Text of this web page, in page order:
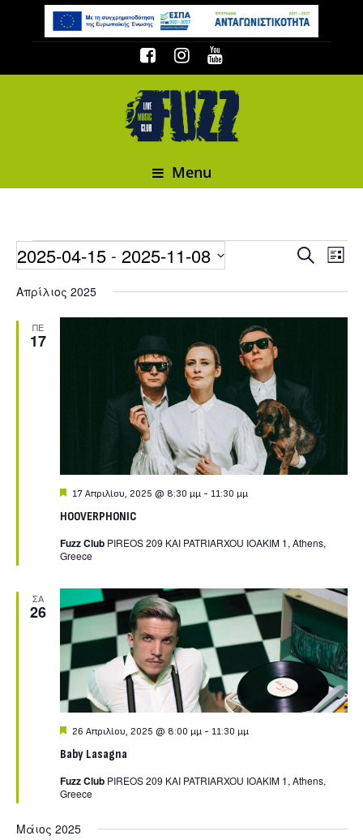
Menu
Events Search
List
2025-04-15 - 2025-11-08
Απρίλιος 2025
ΠΕ
17
HOOVERPHONIC
Featured
17 Απριλίου, 2025 @ 8:30 μμ- 11:30 μμ
Fuzz Club PIREOS 209 KAI PATRIARXOU IOAKIM 1, Athens,
Greece
ΣΑ
26
Baby Lasagna
Featured
26 Απριλίου, 2025 @ 8:00 μμ- 11:30 μμ
Fuzz Club PIREOS 209 KAI PATRIARXOU IOAKIM 1, Athens,
Greece
Μάιος 2025